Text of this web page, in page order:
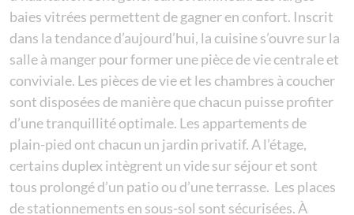
baies vitrées permettent de gagner en confort. Inscrit
dans la tendance d’aujourd’hui, la cuisine s’ouvre sur la
salle à manger pour former une pièce de vie centrale et
conviviale. Les pièces de vie et les chambres à coucher
sont disposées de manière que chacun puisse profiter
d’une tranquillité optimale. Les appartements de
plain-pied ont chacun un jardin privatif. A l’étage,
certains duplex intègrent un vide sur séjour et sont
tous prolongé d’un patio ou d’une terrasse. Les places
de stationnements en sous-sol sont sécurisées. À